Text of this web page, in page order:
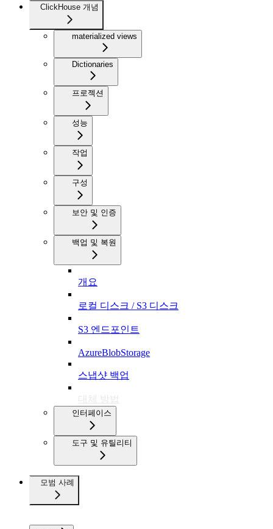
ClickHouse 개념
materialized views
Dictionaries
프로젝션
성능
작업
구성
보안 및 인증
백업 및 복원
개요
로컬 디스크 / S3 디스크
S3 엔드포인트
AzureBlobStorage
스냅샷 백업
대체 방법
인터페이스
도구 및 유틸리티
모범 사례